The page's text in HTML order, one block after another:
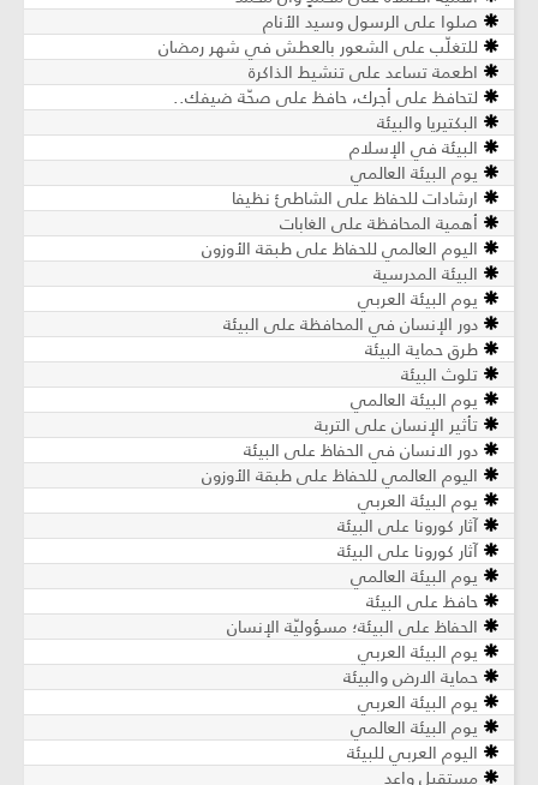
صلوا على الرسول وسيد الأنام
للتغلّب على الشعور بالعطش في شهر رمضان
اطعمة تساعد على تنشيط الذاكرة
لتحافظ على أجرك، حافظ على صحّة ضيفك..
البكتيريا والبيئة
البيئة في الإسلام
يوم البيئة العالمي
ارشادات للحفاظ على الشاطئ نظيفا
أهمية المحافظة على الغابات
اليوم العالمي للحفاظ على طبقة الأوزون
البيئة المدرسية
يوم البيئة العربي
دور الإنسان في المحافظة على البيئة
طرق حماية البيئة
تلوث البيئة
يوم البيئة العالمي
تأثير الإنسان على التربة
دور الانسان في الحفاظ على البيئة
اليوم العالمي للحفاظ على طبقة الأوزون
يوم البيئة العربي
آثار كورونا على البيئة
آثار كورونا على البيئة
يوم البيئة العالمي
حافظ على البيئة
الحفاظ على البيئة؛ مسؤوليّة الإنسان
يوم البيئة العربي
حماية الارض والبيئة
يوم البيئة العربي
يوم البيئة العالمي
اليوم العربي للبيئة
مستقبل واعد